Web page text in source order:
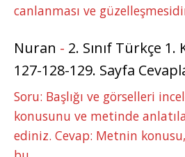
canlanması ve
Nuran - 2. Sınıf Türkçe 1.
127-128-129. Sayfa
Soru: Başlığı ve görselleri
konusunu ve metinde
ediniz. Cevap: Metnin